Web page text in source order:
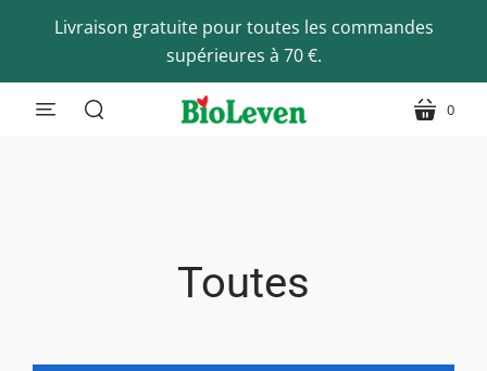
Livraison gratuite pour toutes les commandes
supérieures à 70 €.
Translation
0
Toutes